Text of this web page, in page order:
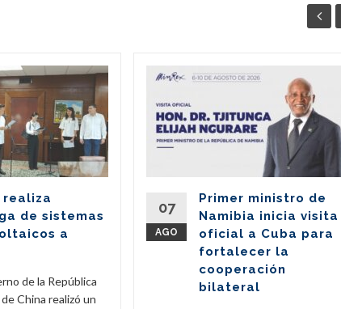
realiza
de sistemas
a
de la República
China realizó un
07
AGO
Primer ministro de
Namibia inicia visita
oficial a Cuba para
fortalecer la
cooperación
bilateral